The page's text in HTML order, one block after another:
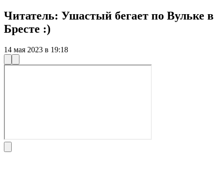
Читатель: Ушастый бегает по Вульке в
Бресте :)
14 мая 2023 в 19:18